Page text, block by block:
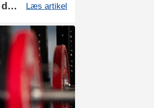
Sådan opnår du fitnessformen med den rette kost og træning Læs artikel